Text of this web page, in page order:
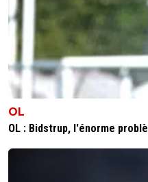
OL
OL : Bidstrup, l'énorme